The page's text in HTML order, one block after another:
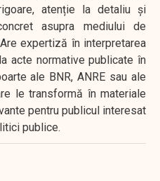
atenție la detaliu și
asupra mediului de
expertiză în interpretarea
acte normative publicate în
ale BNR, ANRE sau ale
le transformă în materiale
pentru publicul interesat
publice.